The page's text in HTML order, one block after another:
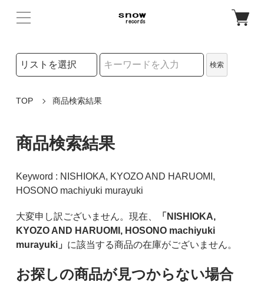
検索リストの選択
検索
TOP 商品検索結果
商品検索結果
Keyword : NISHIOKA, KYOZO AND HARUOMI,
HOSONO machiyuki murayuki
大変申し訳ございません。現在、
「NISHIOKA,
KYOZO AND HARUOMI, HOSONO machiyuki
murayuki」 に該当する商品の在庫がございません。
お探しの商品が見つからない場合